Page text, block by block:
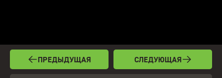
ПРЕДЫДУЩАЯ СЛЕДУЮЩАЯ